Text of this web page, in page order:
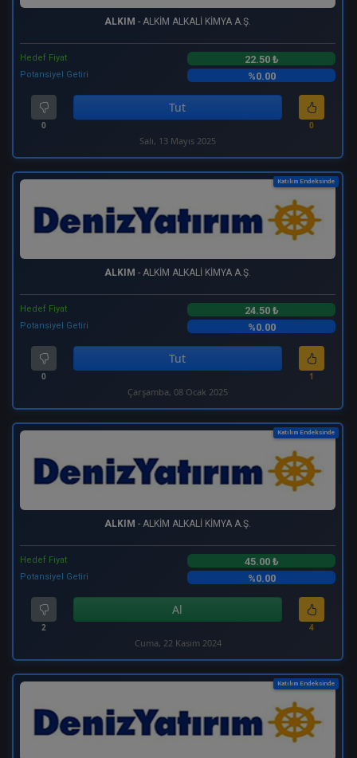
ALKIM - ALKİM ALKALİ KİMYA A.Ş.
Hedef Fiyat 22.50 ₺
Potansiyel Getiri %0.00
0
Tut
0
Salı, 13 Mayıs 2025
Katılım Endeksinde
ALKIM - ALKİM ALKALİ KİMYA A.Ş.
Hedef Fiyat 24.50 ₺
Potansiyel Getiri %0.00
0
Tut
1
Çarşamba, 08 Ocak 2025
Katılım Endeksinde
ALKIM - ALKİM ALKALİ KİMYA A.Ş.
Hedef Fiyat 45.00 ₺
Potansiyel Getiri %0.00
2
Al
4
Cuma, 22 Kasım 2024
Katılım Endeksinde